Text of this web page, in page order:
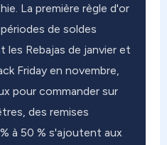
La première règle d'or
de soldes
les Rebajas de janvier et
Friday en novembre,
pour commander sur
des remises
à 50 % s'ajoutent aux